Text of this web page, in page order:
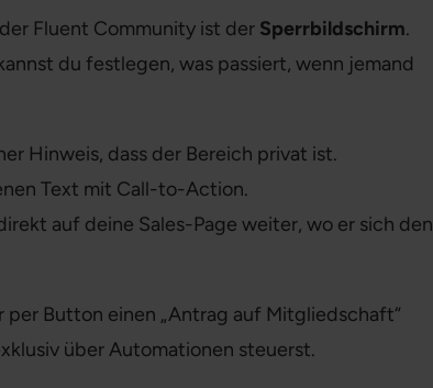
Fluent Community ist der Sperrbildschirm.
du festlegen, was passiert, wenn jemand
Hinweis, dass der Bereich privat ist.
Text mit Call-to-Action.
auf deine Sales-Page weiter, wo er sich den
Button einen „Antrag auf Mitgliedschaft“
über Automationen steuerst.